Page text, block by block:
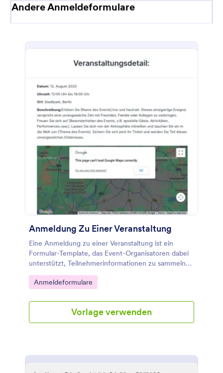
Andere Anmeldeformulare
Anmeldung Zu Einer Veranstaltung
Eine Anmeldung zu einer Veranstaltung ist ein
Formular-Template, das Event-Organisatoren dabei
unterstützt, Teilnehmerinformationen zu sammeln
und den Anmeldeprozess zu vereinfachen. Mit
diesem Template können Sie schnell und einfach
Ihre Events reibungslos zu organisieren. Erstellen Sie
Ihr eigenes Anmeldeformular noch heute mit
Jotform!
Go to Category:
Anmeldeformulare
Vorlage verwenden